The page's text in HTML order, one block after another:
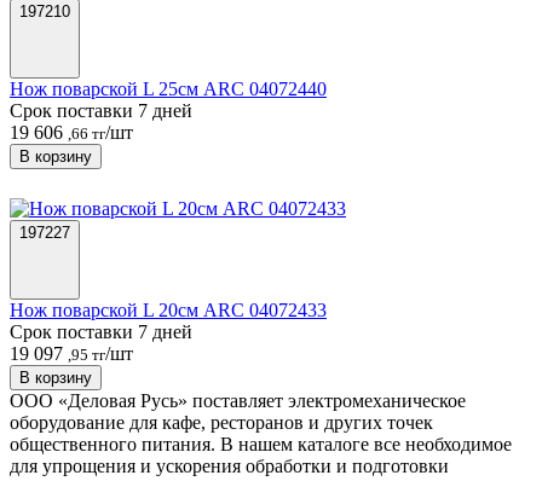
197210
Нож поварской L 25см ARC 04072440
Срок поставки 7 дней
19 606 ,66 тг/шт
В корзину
197227
Нож поварской L 20см ARC 04072433
Срок поставки 7 дней
19 097 ,95 тг/шт
В корзину
ООО «Деловая Русь» поставляет электромеханическое
оборудование для кафе, ресторанов и других точек
общественного питания. В нашем каталоге все необходимое
для упрощения и ускорения обработки и подготовки